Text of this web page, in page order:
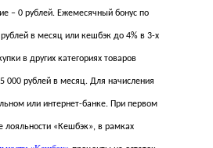
– 0 рублей. Ежемесячный бонус по
в месяц или кешбэк до 4% в 3-х
в других категориях товаров
000 рублей в месяц. Для начисления
или интернет-банке. При первом
лояльности «Кешбэк», в рамках